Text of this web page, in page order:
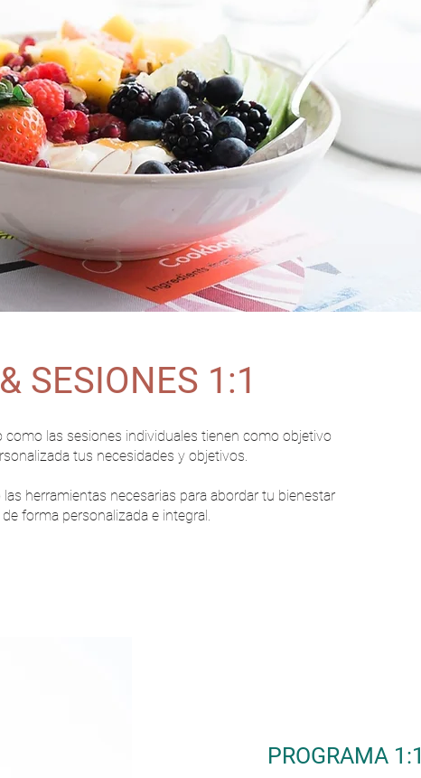
SESIONES 1:1
como las sesiones individuales tienen como objetivo
tus necesidades y objetivos.
herramientas necesarias para abordar tu bienestar
forma personalizada e integral.
PROGRAMA 1:1